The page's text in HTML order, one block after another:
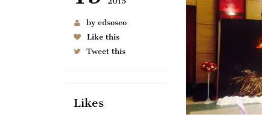
by edsoseo
Like this
Tweet this
Likes